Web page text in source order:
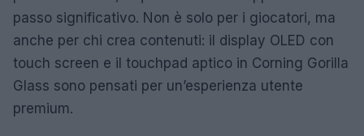
passo significativo. Non è solo per i giocatori, ma
anche per chi crea contenuti: il display OLED con
touch screen e il touchpad aptico in Corning Gorilla
Glass sono pensati per un’esperienza utente
premium.